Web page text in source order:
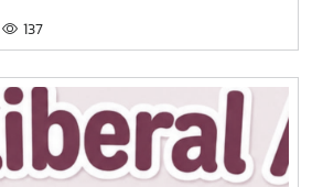
นด์ ณ ห้อง 404 อาคารประเสริฐ ณ
ร่วมแลกเปลี่ยนและแนะนำข้อมูลด้านการ
Tertiary Institute ให้กับนักศึกษา
รลงนามความร่วมมือ MOU กับทาง
ณะศิลปศาสตร์ร่วมเป็นพยานในการลง
137